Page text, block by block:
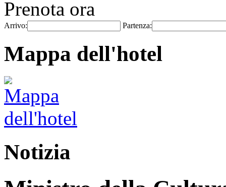
Prenota ora
Arrivo: Partenza:
Mappa dell'hotel
Notizia